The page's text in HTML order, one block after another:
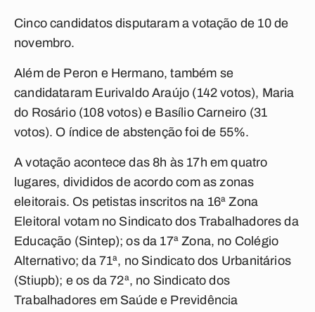
Cinco candidatos disputaram a votação de 10 de
novembro.
Além de Peron e Hermano, também se
candidataram Eurivaldo Araújo (142 votos), Maria
do Rosário (108 votos) e Basílio Carneiro (31
votos). O índice de abstenção foi de 55%.
A votação acontece das 8h às 17h em quatro
lugares, divididos de acordo com as zonas
eleitorais. Os petistas inscritos na 16ª Zona
Eleitoral votam no Sindicato dos Trabalhadores da
Educação (Sintep); os da 17ª Zona, no Colégio
Alternativo; da 71ª, no Sindicato dos Urbanitários
(Stiupb); e os da 72ª, no Sindicato dos
Trabalhadores em Saúde e Previdência